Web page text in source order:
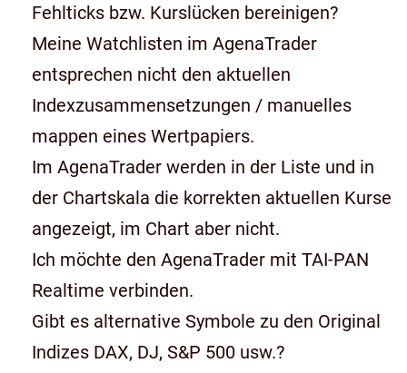
Fehlticks bzw. Kurslücken bereinigen?
Meine Watchlisten im AgenaTrader
entsprechen nicht den aktuellen
Indexzusammensetzungen / manuelles
mappen eines Wertpapiers.
Im AgenaTrader werden in der Liste und in
der Chartskala die korrekten aktuellen Kurse
angezeigt, im Chart aber nicht.
Ich möchte den AgenaTrader mit TAI-PAN
Realtime verbinden.
Gibt es alternative Symbole zu den Original
Indizes DAX, DJ, S&P 500 usw.?